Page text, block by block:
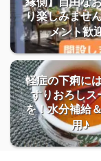
り楽しみませ
メント歓
軽症の下痢に
すりおろしス
を！水分補給
用♪